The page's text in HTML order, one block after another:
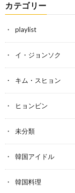
カテゴリー
playlist
イ・ジョンソク
キム・スヒョン
ヒョンビン
未分類
韓国アイドル
韓国料理